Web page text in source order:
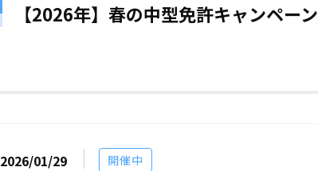
【2026年】春の中型免許キャンペーン
2026/01/29 開催中